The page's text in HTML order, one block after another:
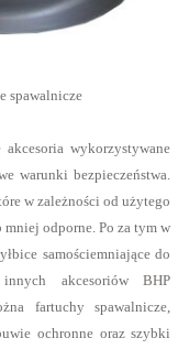
spawalnicze
wykorzystywane
warunki bezpieczeństwa.
w zależności od użytego
odporne. Po za tym w
samościemniające do
akcesoriów BHP
fartuchy spawalnicze,
ochronne oraz szybki